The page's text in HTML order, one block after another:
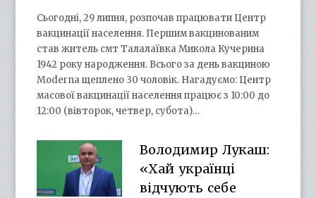
Сьогодні, 29 липня, розпочав працювати Центр
вакцинації населення. Першим вакцинованим
став житель смт Талалаївка Микола Кучерина
1942 року народження. Всього за день вакциною
Moderna щеплено 30 чоловік. Нагадуємо: Центр
масової вакцинації населення працює з 10:00 до
12:00 (вівторок, четвер, субота)…
Володимир Лукаш:
«Хай українці
відчують себе